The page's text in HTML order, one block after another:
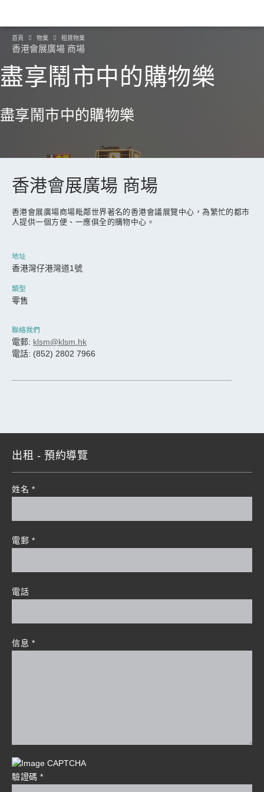
首頁 物業 租賃物業
香港會展廣場 商場
盡享鬧市中的購物樂
盡享鬧市中的購物樂
香港會展廣場 商場
香港會展廣場商場毗鄰世界著名的香港會議展覽中心，為繁忙的都市
人提供一個方便、一應俱全的購物中心。
地址
香港灣仔港灣道1號
類型
零售
聯絡我們
電郵: klsm@klsm.hk
電話: (852) 2802 7966
出租 - 預約導覽
姓名 *
電郵 *
電話
信息 *
驗證碼 *